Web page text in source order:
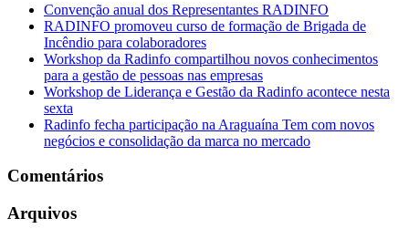
Convenção anual dos Representantes RADINFO
RADINFO promoveu curso de formação de Brigada de
Incêndio para colaboradores
Workshop da Radinfo compartilhou novos conhecimentos
para a gestão de pessoas nas empresas
Workshop de Liderança e Gestão da Radinfo acontece nesta
sexta
Radinfo fecha participação na Araguaína Tem com novos
negócios e consolidação da marca no mercado
Comentários
Arquivos